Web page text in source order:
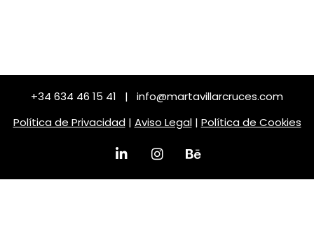
+34 634 46 15 41 | info@martavillarcruces.com
Política de Privacidad| Aviso Legal| Política de Cookies